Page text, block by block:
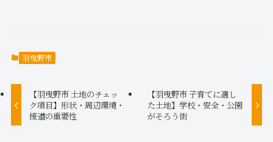
羽曳野市
【羽曳野市 土地のチェッ
ク項目】形状・周辺環境・
接道の重要性
【羽曳野市 子育てに適し
た土地】学校・安全・公園
がそろう街